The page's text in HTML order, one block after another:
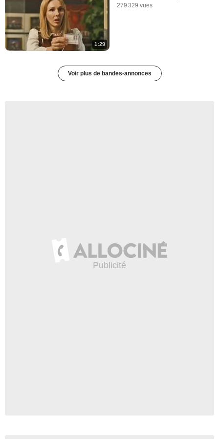
1:29
279 329 vues
Voir plus de bandes-annonces